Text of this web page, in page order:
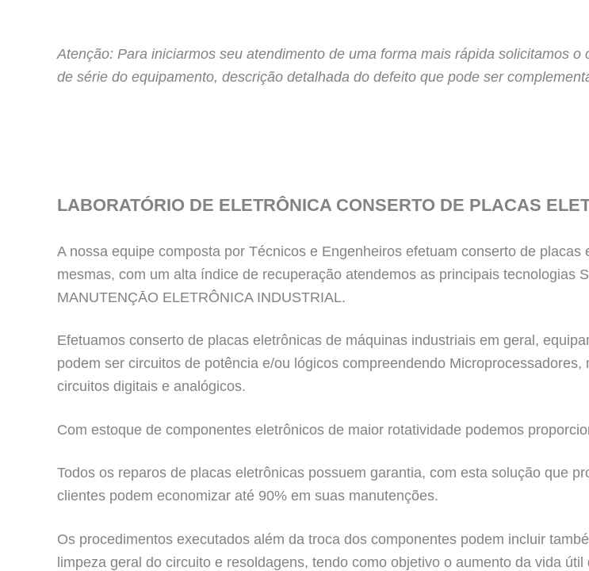
Atenção: Para iniciarmos seu atendimento de uma forma mais rápida solicitamos
de série do equipamento, descrição detalhada do defeito que pode ser
LABORATÓRIO DE ELETRÔNICA CONSERTO DE PLACAS
A nossa equipe composta por Técnicos e Engenheiros efetuam conserto de
mesmas, com um alta índice de recuperação atendemos as principais tecnologias
MANUTENÇĀO ELETRÔNICA INDUSTRIAL.
Efetuamos conserto de placas eletrônicas de máquinas industriais em geral,
podem ser circuitos de potência e/ou lógicos compreendendo
circuitos digitais e analógicos.
Com estoque de componentes eletrônicos de maior rotatividade podemos
Todos os reparos de placas eletrônicas possuem garantia, com esta solução que
clientes podem economizar até 90% em suas manutenções.
Os procedimentos executados além da troca dos componentes podem incluir
limpeza geral do circuito e resoldagens, tendo como objetivo o aumento da vida